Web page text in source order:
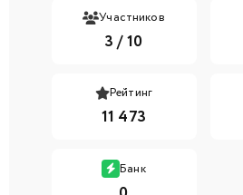
Участников
3 / 10
Рейтинг
11 473
Банк